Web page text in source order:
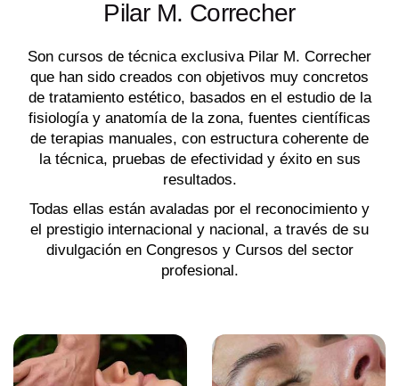
Pilar M. Correcher
Son cursos de técnica exclusiva Pilar M. Correcher
que han sido creados con objetivos muy concretos
de tratamiento estético, basados en el estudio de la
fisiología y anatomía de la zona, fuentes científicas
de terapias manuales, con estructura coherente de
la técnica, pruebas de efectividad y éxito en sus
resultados.
Todas ellas están avaladas por el reconocimiento y
el prestigio internacional y nacional, a través de su
divulgación en Congresos y Cursos del sector
profesional.